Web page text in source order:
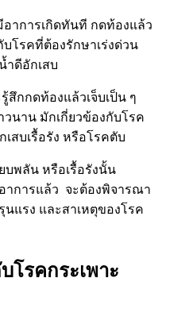
าการเกิดทันที กดท้องแล้ว
โรคที่ต้องรักษาเร่งด่วน
ำดีอักเสบ
สึกกดท้องแล้วเจ็บเป็น ๆ
วนาน มักเกี่ยวข้องกับโรค
เสบเรื้อรัง หรือโรคตับ
บพลัน หรือเรื้อรังนั้น
าการแล้ว จะต้องพิจารณา
แรง และสาเหตุของโรค
โรคกระเพาะ